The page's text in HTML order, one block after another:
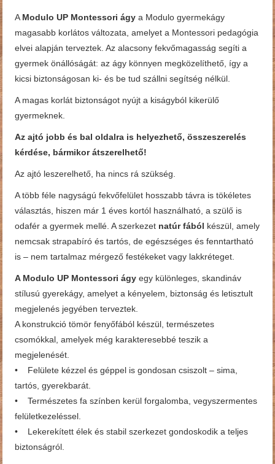
A Modulo UP Montessori ágy a Modulo gyermekágy
magasabb korlátos változata, amelyet a Montessori pedagógia
elvei alapján terveztek. Az alacsony fekvőmagasság segíti a
gyermek önállóságát: az ágy könnyen megközelíthető, így a
kicsi biztonságosan ki- és be tud szállni segítség nélkül.
A magas korlát biztonságot nyújt a kiságyból kikerülő
gyermeknek.
Az ajtó jobb és bal oldalra is helyezhető, összeszerelés
kérdése, bármikor átszerelhető!
Az ajtó leszerelhető, ha nincs rá szükség.
A több féle nagyságú fekvőfelület hosszabb távra is tökéletes
választás, hiszen már 1 éves kortól használható, a szülő is
odafér a gyermek mellé. A szerkezet natúr fából készül, amely
nemcsak strapabíró és tartós, de egészséges és fenntartható
is – nem tartalmaz mérgező festékeket vagy lakkréteget.
A Modulo UP Montessori ágy egy különleges, skandináv
stílusú gyerekágy, amelyet a kényelem, biztonság és letisztult
megjelenés jegyében terveztek.
A konstrukció tömör fenyőfából készül, természetes
csomókkal, amelyek még karakteresebbé teszik a
megjelenését.
• Felülete kézzel és géppel is gondosan csiszolt – sima,
tartós, gyerekbarát.
• Természetes fa színben kerül forgalomba, vegyszermentes
felületkezeléssel.
• Lekerekített élek és stabil szerkezet gondoskodik a teljes
biztonságról.